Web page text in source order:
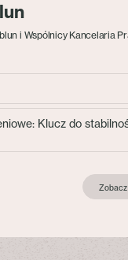
i Wspólnicy Kancelaria
Klucz do